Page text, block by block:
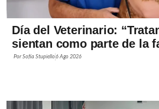
Día del Veterinario:
sientan como parte de la
PorSofía Stupiello6 Ago 2026